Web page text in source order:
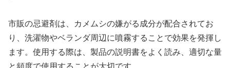
市販の忌避剤は、カメムシの嫌がる成分が配合されてお
り、洗濯物やベランダ周辺に噴霧することで効果を発揮し
ます。使用する際は、製品の説明書をよく読み、適切な量